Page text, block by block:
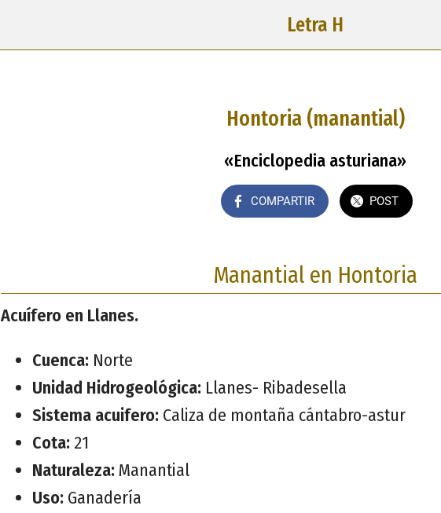
Letra H
Hontoria (manantial)
«Enciclopedia asturiana»
COMPARTIR POST
Manantial en Hontoria
Acuífero en Llanes.
Cuenca: Norte
Unidad Hidrogeológica: Llanes- Ribadesella
Sistema acuifero: Caliza de montaña cántabro-astur
Cota: 21
Naturaleza: Manantial
Uso: Ganadería